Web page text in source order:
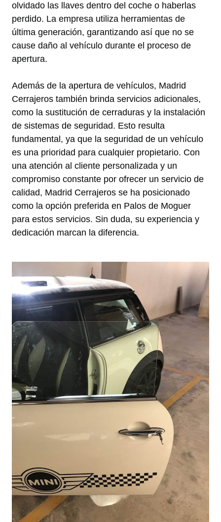
olvidado las llaves dentro del coche o haberlas
perdido. La empresa utiliza herramientas de
última generación, garantizando así que no se
cause daño al vehículo durante el proceso de
apertura.
Además de la apertura de vehículos, Madrid
Cerrajeros también brinda servicios adicionales,
como la sustitución de cerraduras y la instalación
de sistemas de seguridad. Esto resulta
fundamental, ya que la seguridad de un vehículo
es una prioridad para cualquier propietario. Con
una atención al cliente personalizada y un
compromiso constante por ofrecer un servicio de
calidad, Madrid Cerrajeros se ha posicionado
como la opción preferida en Palos de Moguer
para estos servicios. Sin duda, su experiencia y
dedicación marcan la diferencia.